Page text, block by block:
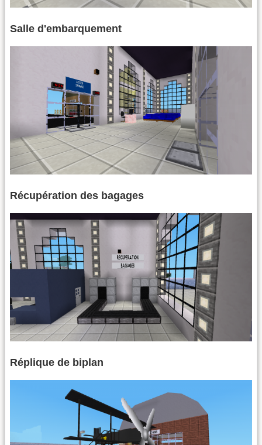
Salle d'embarquement
Récupération des bagages
Réplique de biplan